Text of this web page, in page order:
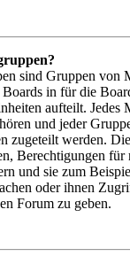
sind Gruppen von
in für die
aufteilt. Jedes
und jeder
zugeteilt werden.
Berechtigungen für
und sie zum
oder ihnen
Forum zu geben.